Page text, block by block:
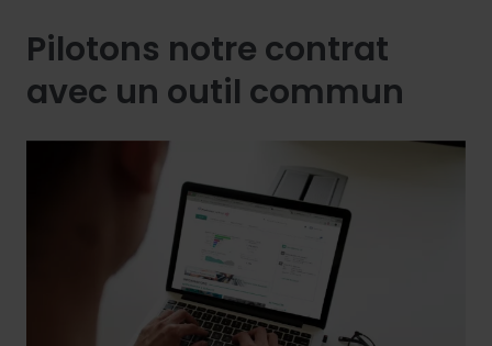
Pilotons notre contrat
avec un outil commun